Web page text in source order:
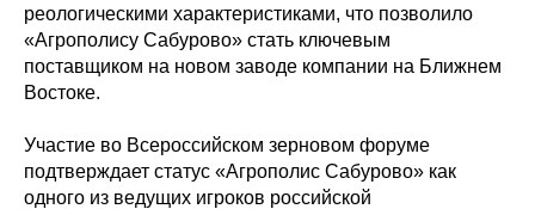
реологическими характеристиками, что позволило
«Агрополису Сабурово» стать ключевым
поставщиком на новом заводе компании на Ближнем
Востоке.
Участие во Всероссийском зерновом форуме
подтверждает статус «Агрополис Сабурово» как
одного из ведущих игроков российской